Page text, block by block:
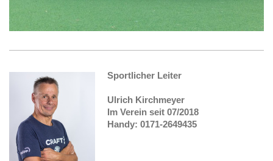
Sportlicher Leiter
Ulrich Kirchmeyer
Im Verein seit 07/2018
Handy: 0171-2649435